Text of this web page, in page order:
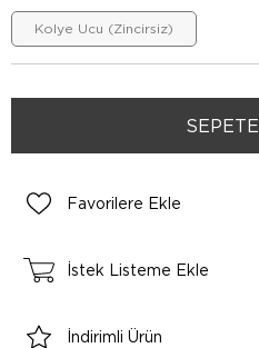
Kolye Ucu (Zincirsiz)
Favorilere Ekle
İstek Listeme Ekle
İndirimli Ürün